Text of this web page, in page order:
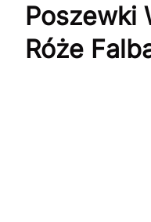
Poszewki
Róże